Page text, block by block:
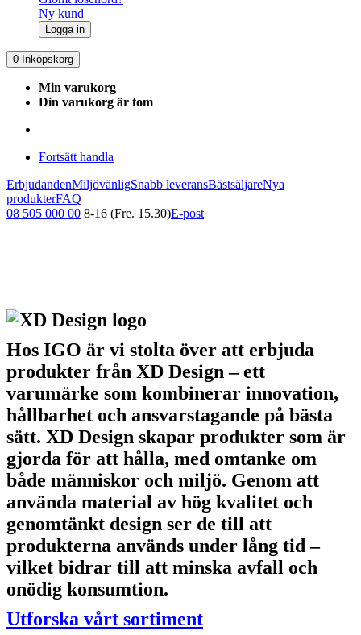
Ny kund
Logga in
0 Inköpskorg
Min varukorg
Din varukorg är tom
Fortsätt handla
ErbjudandenMiljövänligSnabb leveransBästsäljareNya
produkterFAQ
08 505 000 00 8-16 (Fre. 15.30)E-post
Hos IGO är vi stolta över att erbjuda
produkter från XD Design – ett
varumärke som kombinerar innovation,
hållbarhet och ansvarstagande på bästa
sätt. XD Design skapar produkter som är
gjorda för att hålla, med omtanke om
både människor och miljö. Genom att
använda material av hög kvalitet och
genomtänkt design ser de till att
produkterna används under lång tid –
vilket bidrar till att minska avfall och
onödig konsumtion.
Utforska vårt sortiment